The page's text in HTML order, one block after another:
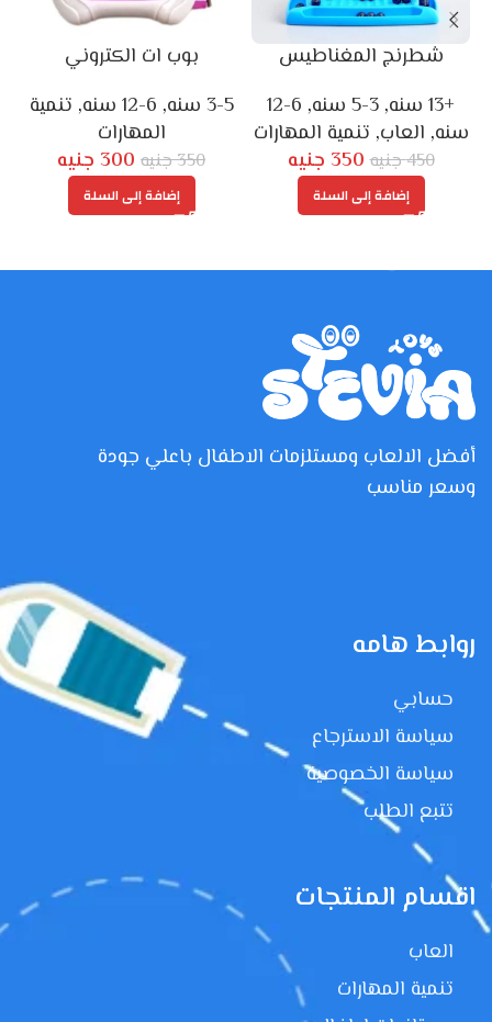
شطرنج المغناطيس
+13 سنه
, 3-5 سنه ,
6-12
سنه, العاب, تنمية المهارات
450جنيه 350 جنيه
إضافة إلى السلة
بوب ات الكتروني
3-5 سنه
, 6-12 سنه , تنمية
المهارات
350جنيه 300 جنيه
إضافة إلى السلة
أفضل الالعاب ومستلزمات الاطفال باعلي جودة
وسعر مناسب
روابط هامه
حسابي
سياسة الاسترجاع
سياسة الخصوصية
تتبع الطلب
اقسام المنتجات
العاب
تنمية المهارات